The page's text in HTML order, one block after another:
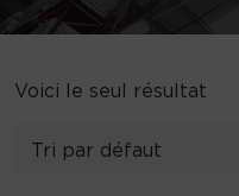
Voici le seul résultat